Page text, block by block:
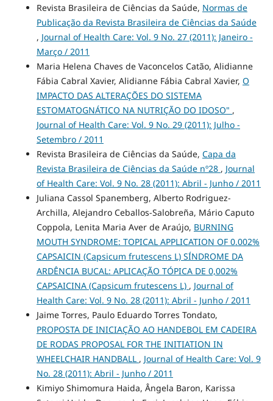
Revista Brasileira de Ciências da Saúde, Normas de
Publicação da Revista Brasileira de Ciências da Saúde
, Journal of Health Care: Vol. 9 No. 27 (2011): Janeiro -
Março / 2011
Maria Helena Chaves de Vaconcelos Catão, Alidianne
Fábia Cabral Xavier, Alidianne Fábia Cabral Xavier, O
IMPACTO DAS ALTERAÇÕES DO SISTEMA
ESTOMATOGNÁTICO NA NUTRIÇÃO DO IDOSO" ,
Journal of Health Care: Vol. 9 No. 29 (2011): Julho -
Setembro / 2011
Revista Brasileira de Ciências da Saúde, Capa da
Revista Brasileira de Ciências da Saúde nº28 , Journal
of Health Care: Vol. 9 No. 28 (2011): Abril - Junho / 2011
Juliana Cassol Spanemberg, Alberto Rodriguez-
Archilla, Alejandro Ceballos-Salobreña, Mário Caputo
Coppola, Lenita Maria Aver de Araújo, BURNING
MOUTH SYNDROME: TOPICAL APPLICATION OF 0.002%
CAPSAICIN (Capsicum frutescens L) SÍNDROME DA
ARDÊNCIA BUCAL: APLICAÇÃO TÓPICA DE 0,002%
CAPSAICINA (Capsicum frutescens L) , Journal of
Health Care: Vol. 9 No. 28 (2011): Abril - Junho / 2011
Jaime Torres, Paulo Eduardo Torres Tondato,
PROPOSTA DE INICIAÇÃO AO HANDEBOL EM CADEIRA
DE RODAS PROPOSAL FOR THE INITIATION IN
WHEELCHAIR HANDBALL , Journal of Health Care: Vol. 9
No. 28 (2011): Abril - Junho / 2011
Kimiyo Shimomura Haida, Ângela Baron, Karissa